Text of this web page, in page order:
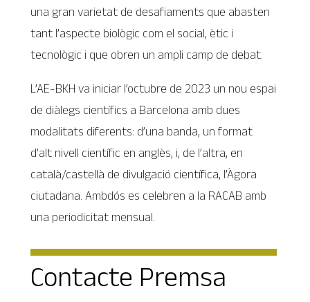
una gran varietat de desafiaments que abasten
tant l’aspecte biològic com el social, ètic i
tecnològic i que obren un ampli camp de debat.
L’AE-BKH va iniciar l’octubre de 2023 un nou espai
de diàlegs científics a Barcelona amb dues
modalitats diferents: d’una banda, un format
d’alt nivell científic en anglès, i, de l’altra, en
català/castellà de divulgació científica, l’Àgora
ciutadana. Ambdós es celebren a la RACAB amb
una periodicitat mensual.
Contacte Premsa